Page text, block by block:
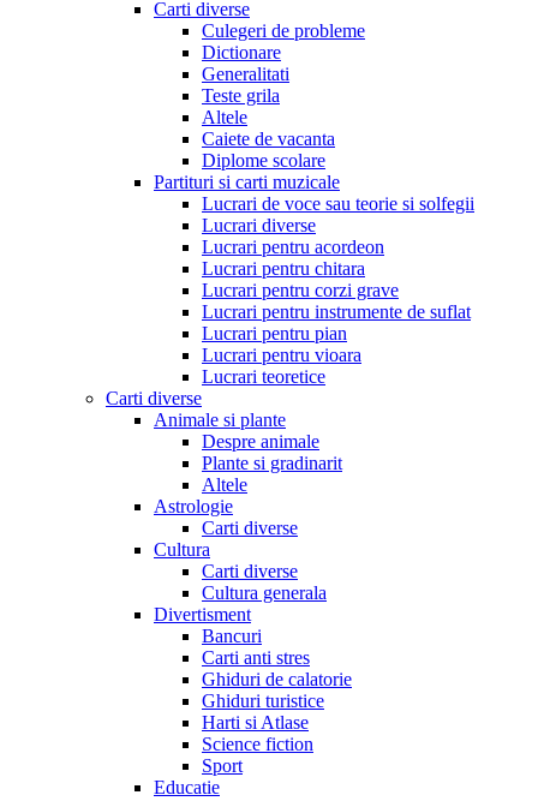
Carti diverse
Culegeri de probleme
Dictionare
Generalitati
Teste grila
Altele
Caiete de vacanta
Diplome scolare
Partituri si carti muzicale
Lucrari de voce sau teorie si solfegii
Lucrari diverse
Lucrari pentru acordeon
Lucrari pentru chitara
Lucrari pentru corzi grave
Lucrari pentru instrumente de suflat
Lucrari pentru pian
Lucrari pentru vioara
Lucrari teoretice
Carti diverse
Animale si plante
Despre animale
Plante si gradinarit
Altele
Astrologie
Carti diverse
Cultura
Carti diverse
Cultura generala
Divertisment
Bancuri
Carti anti stres
Ghiduri de calatorie
Ghiduri turistice
Harti si Atlase
Science fiction
Sport
Educatie